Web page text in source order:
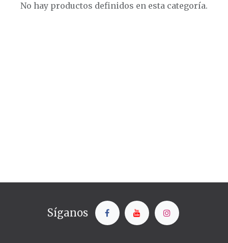
No hay productos definidos en esta categoría.
Síganos